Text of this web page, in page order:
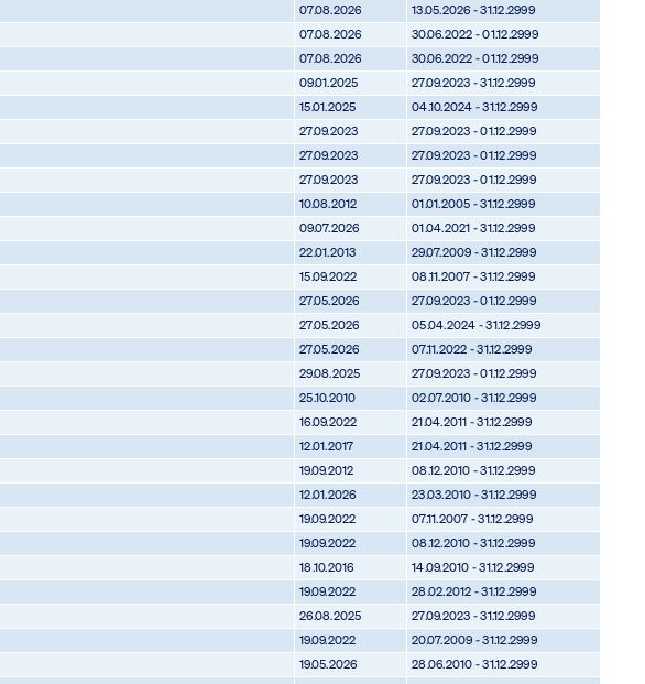
07.08.2026
13.05.2026 - 31.12.2999
07.08.2026
30.06.2022 - 01.12.2999
07.08.2026
30.06.2022 - 01.12.2999
09.01.2025
27.09.2023 - 31.12.2999
15.01.2025
04.10.2024 - 31.12.2999
27.09.2023
27.09.2023 - 01.12.2999
27.09.2023
27.09.2023 - 01.12.2999
27.09.2023
27.09.2023 - 01.12.2999
10.08.2012
01.01.2005 - 31.12.2999
09.07.2026
01.04.2021 - 31.12.2999
22.01.2013
29.07.2009 - 31.12.2999
15.09.2022
08.11.2007 - 31.12.2999
27.05.2026
27.09.2023 - 01.12.2999
27.05.2026
05.04.2024 - 31.12.2999
27.05.2026
07.11.2022 - 31.12.2999
29.08.2025
27.09.2023 - 01.12.2999
25.10.2010
02.07.2010 - 31.12.2999
16.09.2022
21.04.2011 - 31.12.2999
12.01.2017
21.04.2011 - 31.12.2999
19.09.2012
08.12.2010 - 31.12.2999
12.01.2026
23.03.2010 - 31.12.2999
19.09.2022
07.11.2007 - 31.12.2999
19.09.2022
08.12.2010 - 31.12.2999
18.10.2016
14.09.2010 - 31.12.2999
19.09.2022
28.02.2012 - 31.12.2999
26.08.2025
27.09.2023 - 31.12.2999
19.09.2022
20.07.2009 - 31.12.2999
19.05.2026
28.06.2010 - 31.12.2999